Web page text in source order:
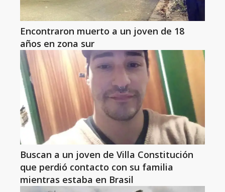
Encontraron muerto a un joven de 18
años en zona sur
Buscan a un joven de Villa Constitución
que perdió contacto con su familia
mientras estaba en Brasil